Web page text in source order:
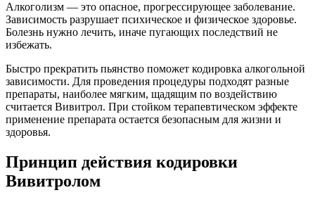
Алкоголизм — это опасное, прогрессирующее заболевание.
Зависимость разрушает психическое и физическое здоровье.
Болезнь нужно лечить, иначе пугающих последствий не
избежать.
Быстро прекратить пьянство поможет кодировка алкогольной
зависимости. Для проведения процедуры подходят разные
препараты, наиболее мягким, щадящим по воздействию
считается Вивитрол. При стойком терапевтическом эффекте
применение препарата остается безопасным для жизни и
здоровья.
Принцип действия кодировки
Вивитролом